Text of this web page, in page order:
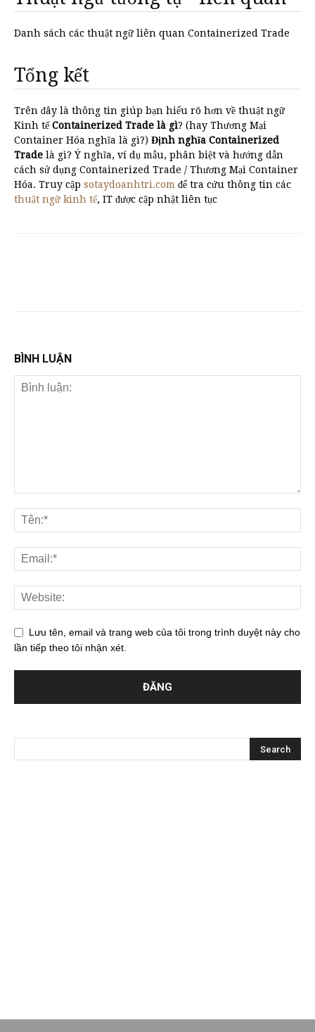
Danh sách các thuật ngữ liên quan Containerized Trade
Tổng kết
Trên đây là thông tin giúp bạn hiểu rõ hơn về thuật ngữ
Kinh tếContainerized Trade là gì? (hay Thương Mại
Container Hóa nghĩa là gì?) Định nghĩa Containerized
Trade là gì? Ý nghĩa, ví dụ mẫu, phân biệt và hướng dẫn
cách sử dụng Containerized Trade / Thương Mại Container
Hóa. Truy cập sotaydoanhtri.com để tra cứu thông tin các
thuật ngữ kinh tế, IT được cập nhật liên tục
BÌNH LUẬN
Lưu tên, email và trang web của tôi trong trình duyệt này cho
lần tiếp theo tôi nhận xét.